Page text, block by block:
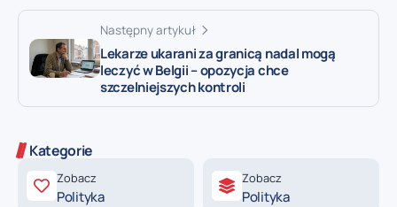
Następny artykuł
Lekarze ukarani za granicą nadal mogą
leczyć w Belgii – opozycja chce
szczelniejszych kontroli
Kategorie
Zobacz
Polityka
Zobacz
Polityka